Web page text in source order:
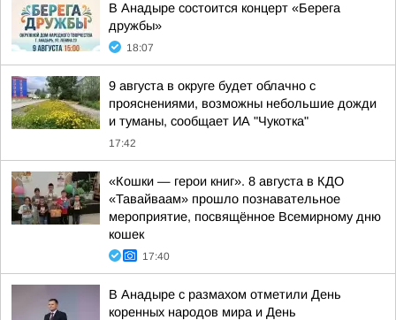
В Анадыре состоится концерт «Берега
дружбы»
18:07
9 августа в округе будет облачно с
прояснениями, возможны небольшие дожди
и туманы, сообщает ИА "Чукотка"
17:42
«Кошки — герои книг». 8 августа в КДО
«Тавайваам» прошло познавательное
мероприятие, посвящённое Всемирному дню
кошек
17:40
В Анадыре с размахом отметили День
коренных народов мира и День